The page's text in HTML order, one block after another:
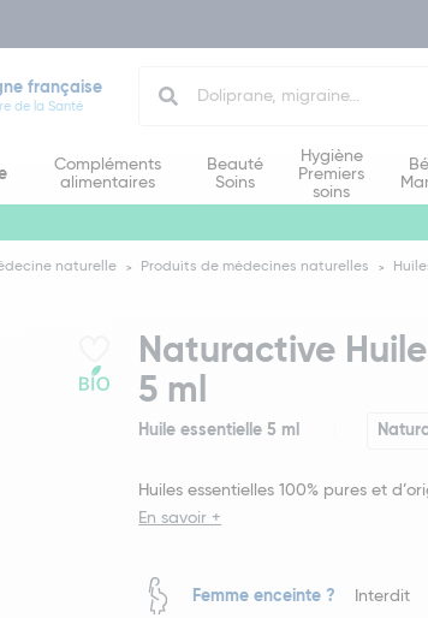
française
de la Santé
Compléments
alimentaires
Beauté
Soins
Hygiène
Premiers
soins
naturelle Produits de médecines naturelles
Naturactive
5 ml
Huile essentielle 5 ml
Huiles essentielles 100% pures et
En savoir +
Femme enceinte ? Interdit